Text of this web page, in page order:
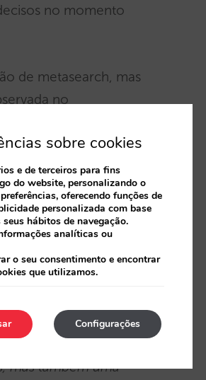
no momento
de metasearch, mas
no
dos
metasearch de
o valor acrescentado
Mirai, a
Hoteles. O cliente
mas também uma
sobre cookies
e de terceiros para fins
do website, personalizando o
oferecendo funções de
personalizada com base
hábitos de navegação.
analíticas ou
o seu consentimento e encontrar
que utilizamos.
Configurações